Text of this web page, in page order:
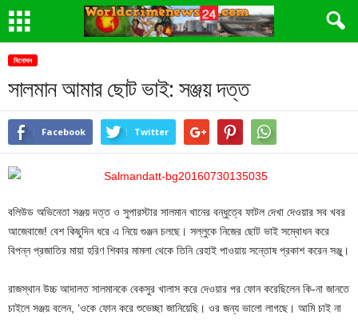
বিনোদন
সালমান আমার ছোট ভাই: সঞ্জয় দত্ত
Facebook Twitter
বলিউড অভিনেতা সঞ্জয় দত্ত ও সুপারস্টার সালমান খানের বন্ধুত্বে ফাটল দেখা দেওয়ার সব খবর
আজেবাজে! বেশ কিছুদিন ধরে এ নিয়ে গুঞ্জন চলছে। সল্লুকে নিজের ছোট ভাই সম্বোধন করে
বিপন্ন প্রজাতির মায়া হরিণ শিকার মামলা থেকে তিনি রেহাই পাওয়ায় সন্তোষ প্রকাশ করেন সঞ্জু।
রাজস্থান উচ্চ আদালত সালমানকে বেকসুর খালাস করে দেওয়ার পর ফোন করেছিলেন কি-না জানতে
চাইলে সঞ্জয় বলেন, ‘ওকে ফোন করে শুভেচ্ছা জানিয়েছি। ওর জন্য ভালো লাগছে। আমি চাই না